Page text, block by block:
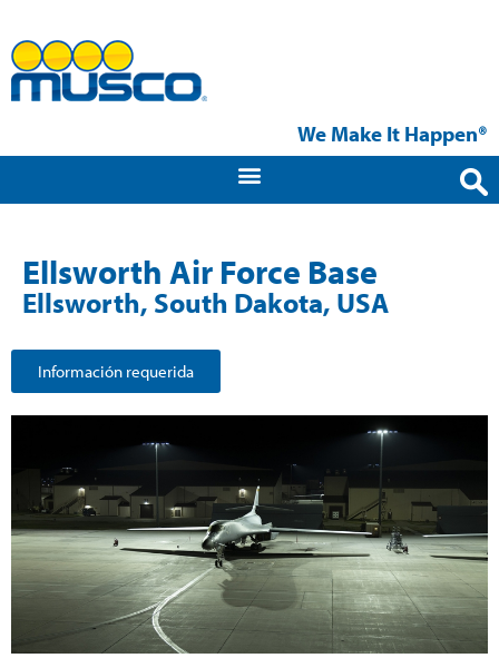
We Make It Happen®
Ellsworth Air Force Base
Ellsworth, South Dakota, USA
Información requerida